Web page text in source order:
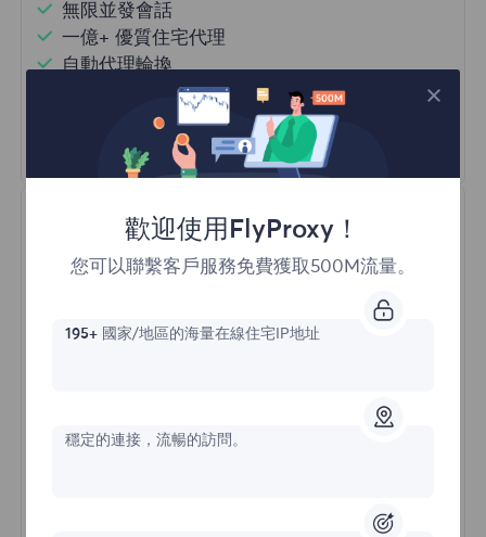
無限並發會話
一億+ 優質住宅代理
自動代理輪換
HTTP(S)/SOCKS5
瞭解更多
價格始於
歡迎使用FlyProxy！
您可以聯繫客戶服務免費獲取500M流量。
195+國家/地區的海量在線住宅IP地址
穩定的連接，流暢的訪問。